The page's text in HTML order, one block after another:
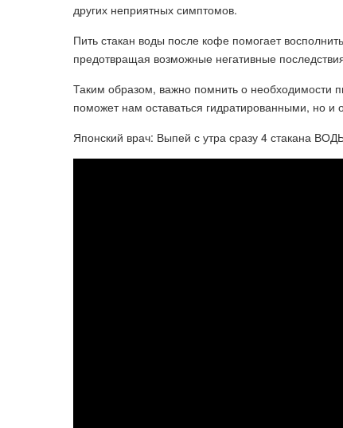
других неприятных симптомов.
Пить стакан воды после кофе помогает
предотвращая возможные негативные
Таким образом, важно помнить о необходимости
поможет нам оставаться гидратированными, но и
Японский врач: Выпей с утра сразу 4 стакана